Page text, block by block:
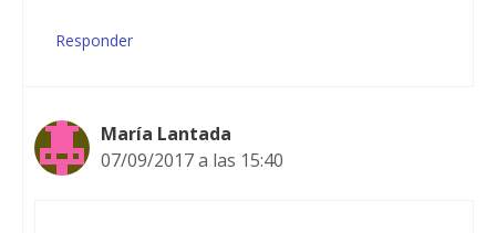
Responder
María Lantada
07/09/2017 a las 15:40